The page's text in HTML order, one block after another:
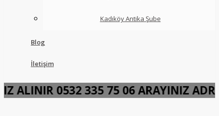
Kadıköy Antika Şube
Blog
İletişim
ALINIR 0532 335 75 06